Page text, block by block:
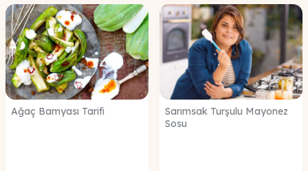
Ağaç Bamyası Tarifi
Sarımsak Turşulu Mayonez
Sosu